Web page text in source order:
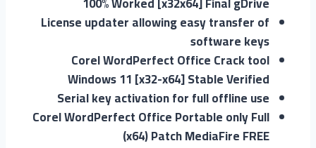
License updater allowing easy transfer of
software keys
Corel WordPerfect Office Crack tool
Windows 11 [x32-x64] Stable Verified
Serial key activation for full offline use
Corel WordPerfect Office Portable only Full
(x64) Patch MediaFire FREE